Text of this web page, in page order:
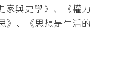
家與史學》、《權力
》、《思想是生活的